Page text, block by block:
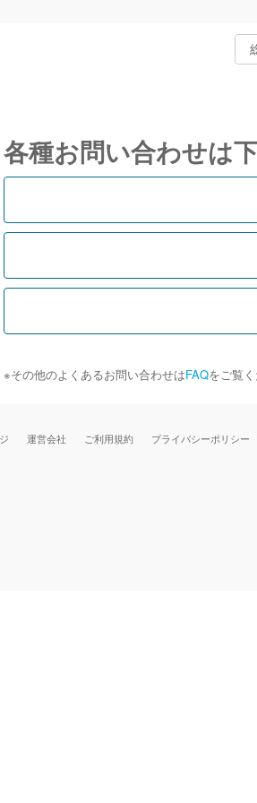
各種お問い合わせは
※その他のよくあるお問い合わせはFAQをご覧く
運営会社 ご利用規約 プライバシーポリシー